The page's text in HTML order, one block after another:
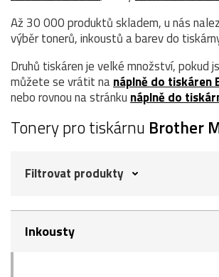
Až 30 000 produktů skladem, u nás
výběr tonerů, inkoustů a barev do
Druhů tiskáren je velké množství, pokud
můžete se vrátit nanáplně do tiskáren
nebo rovnou na stránku náplně do
Tonery pro tiskárnu Brother
Filtrovat produkty
Inkousty